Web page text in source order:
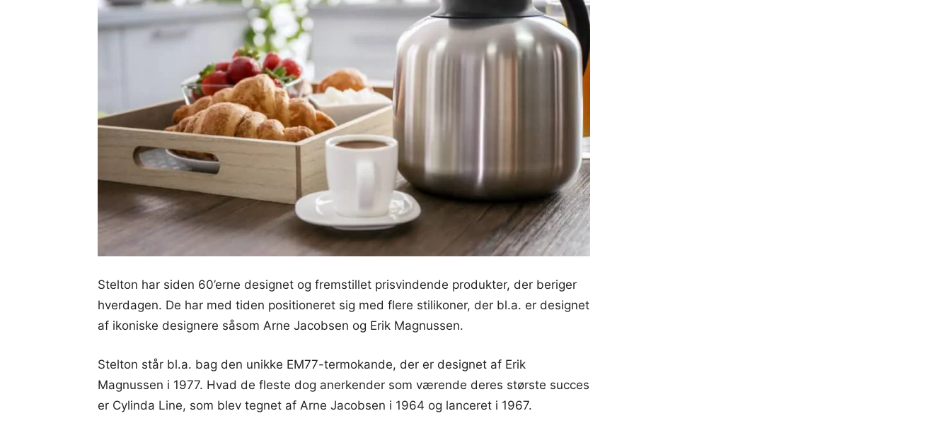
Stelton har siden 60’erne designet og fremstillet prisvindende produkter, der beriger
hverdagen. De har med tiden positioneret sig med flere stilikoner, der bl.a. er designet
af ikoniske designere såsom Arne Jacobsen og Erik Magnussen.
Stelton står bl.a. bag den unikke EM77-termokande, der er designet af Erik
Magnussen i 1977. Hvad de fleste dog anerkender som værende deres største succes
er Cylinda Line, som blev tegnet af Arne Jacobsen i 1964 og lanceret i 1967.